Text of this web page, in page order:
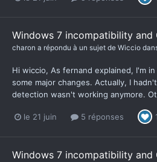
Windows 7 incompatibility and
charon a répondu à un sujet de Wiccio
Hi wiccio, As fernand explained, I'm
some major changes. Actually, I
detection wasn't working anymore.
le 21 juin 5 réponses
Windows 7 incompatibility and